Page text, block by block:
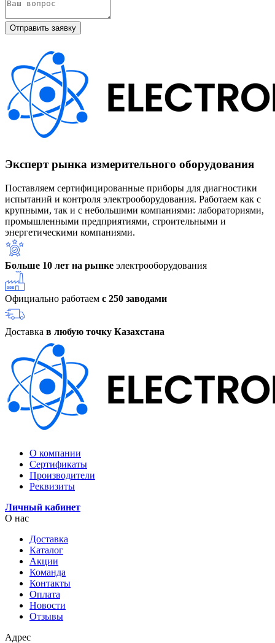
Эксперт рынка измерительного оборудования
Поставляем сертифицированные приборы для диагностики
испытаний и контроля электрооборудования. Работаем как с
крупными, так и с небольшими компаниями: лабораториями,
промышленными предприятиями, строительными и
энергетическими компаниями.
Больше 10 лет на рынке электрооборудования
Официально работаем с 250 заводами
Доставка в любую точку Казахстана
О компании
Сертификаты
Производители
Реквизиты
Личный кабинет
О нас
Доставка
Каталог
Акции
Команда
Контакты
Оплата
Новости
Отзывы
Адрес